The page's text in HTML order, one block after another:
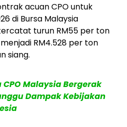
acuan CPO untuk
di Bursa Malaysia
turun RM55 per ton
RM4.528 per ton
siang.
CPO Malaysia Bergerak
Dampak Kebijakan